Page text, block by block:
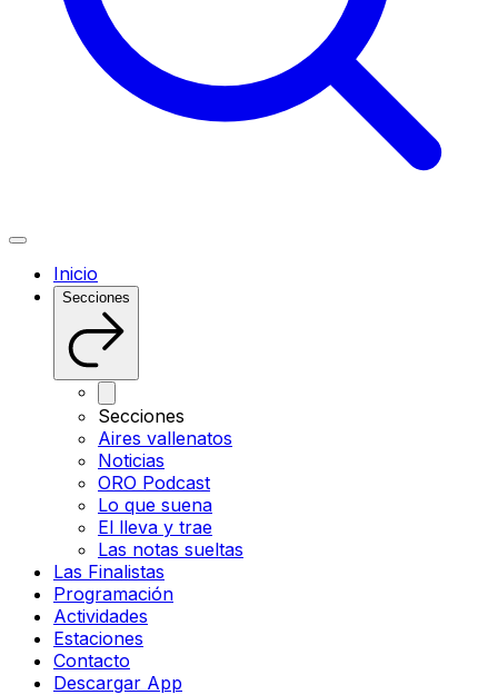
Inicio
Secciones
Secciones
Aires vallenatos
Noticias
ORO Podcast
Lo que suena
El lleva y trae
Las notas sueltas
Las Finalistas
Programación
Actividades
Estaciones
Contacto
Descargar App